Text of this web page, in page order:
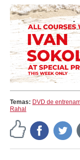
Temas: DVD de
Rahal